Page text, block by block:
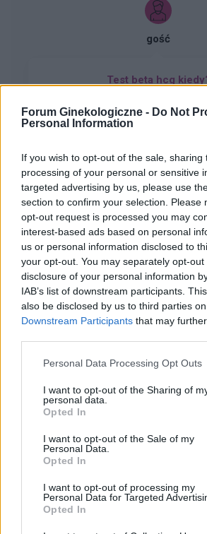
Forum Ginekologiczne - Do Not
Personal Information
If you wish to opt-out of the sale, sharing
processing of your personal or sensitive
targeted advertising by us, please use
section to confirm your selection. Please
opt-out request is processed you may
interest-based ads based on personal
us or personal information disclosed to
your opt-out. You may separately opt-
disclosure of your personal information
IAB’s list of downstream participants.
also be disclosed by us to third parties
Downstream Participants that may
Personal Data Processing Opt Outs
I want to opt-out of the Sharing of
personal data.
Opted In
I want to opt-out of the Sale of my
Personal Data.
Opted In
I want to opt-out of processing my
Personal Data for Targeted
Opted In
gość
Test beta hcg
w ciążę. Mam nieregularne cykle
stwierdzić czy doszło do
czasie da mi prawdziwy wynik
stresować na zapas czy w jakim
taki test?
pacjentki
gość
Choroby warg
Bielactwo warg
Forum:Ginekologia - forum
Dzień dobry, pół roku temu przyjmowałam
tabletki Qlaira ,jednak przerwałam niestety
uderzenia gorąca i zawroty
Zaczęłam znowu przyjmować tabletki
jestem 2 tygodnie po okresie ,dziś wezmę 5
Forum: